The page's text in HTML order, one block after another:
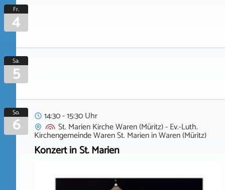
Fr.
4
Sa.
5
So.
6
14:30 - 15:30 Uhr
St. Marien Kirche Waren (Müritz) - Ev.-Luth.
Kirchengemeinde Waren St. MarieninWaren (Müritz)
Konzert in St. Marien